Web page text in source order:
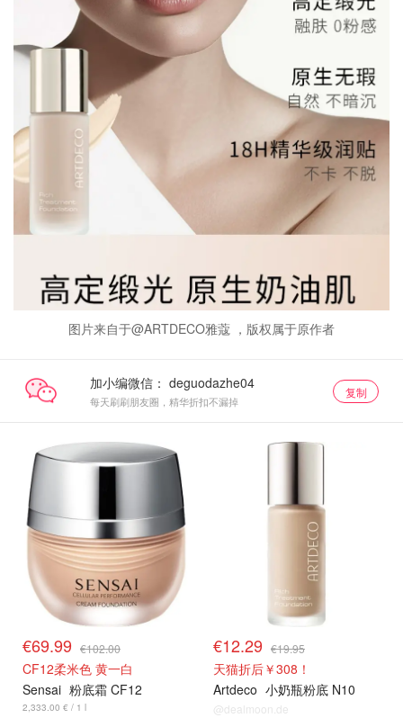
图片来自于@ARTDECO雅蔻 ，版权属于原作者
加小编微信：
每天刷刷朋友圈，精华折扣不漏掉
复制
€69.99 €102.00
CF12柔米色 黄一白
Sensai 粉底霜 CF12
2,333.00 € / 1 l
€12.29 €19.95
天猫折后￥308！
Artdeco 小奶瓶粉底 N10
@dealmoon.de